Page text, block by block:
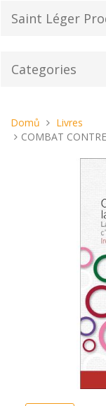
Saint Léger
Categories
Nacházíte
se
Domů
Livres
COMBAT